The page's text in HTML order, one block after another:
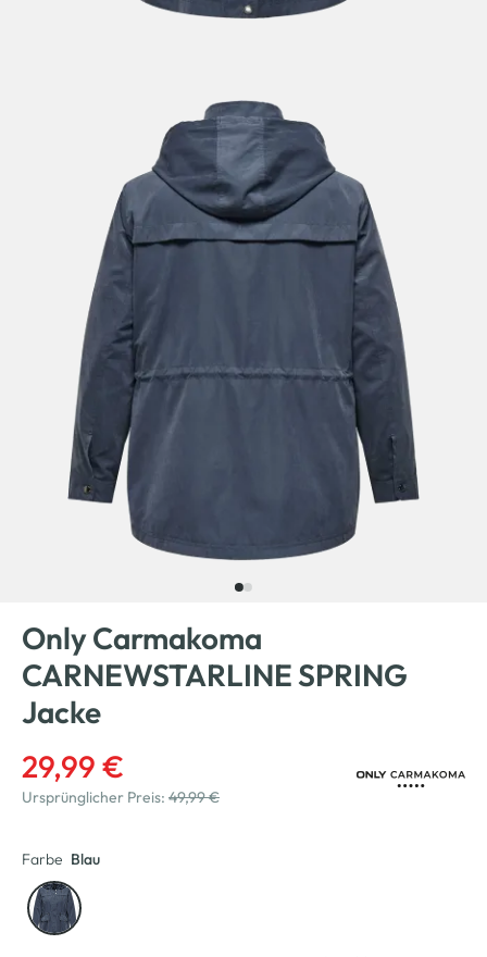
Only Carmakoma
CARNEWSTARLINE SPRING
Jacke
29,99 €
Ursprünglicher Preis: 49,99 €
Farbe Blau